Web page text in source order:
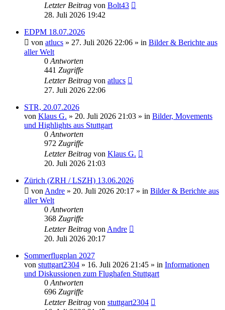
Letzter Beitrag von Bolt43
28. Juli 2026 19:42
EDPM 18.07.2026
von atlucs » 27. Juli 2026 22:06 » in Bilder & Berichte aus
aller Welt
0 Antworten
441 Zugriffe
Letzter Beitrag von atlucs
27. Juli 2026 22:06
STR, 20.07.2026
von Klaus G. » 20. Juli 2026 21:03 » in Bilder, Movements
und Highlights aus Stuttgart
0 Antworten
972 Zugriffe
Letzter Beitrag von Klaus G.
20. Juli 2026 21:03
Zürich (ZRH / LSZH) 13.06.2026
von Andre » 20. Juli 2026 20:17 » in Bilder & Berichte aus
aller Welt
0 Antworten
368 Zugriffe
Letzter Beitrag von Andre
20. Juli 2026 20:17
Sommerflugplan 2027
von stuttgart2304 » 16. Juli 2026 21:45 » in Informationen
und Diskussionen zum Flughafen Stuttgart
0 Antworten
696 Zugriffe
Letzter Beitrag von stuttgart2304